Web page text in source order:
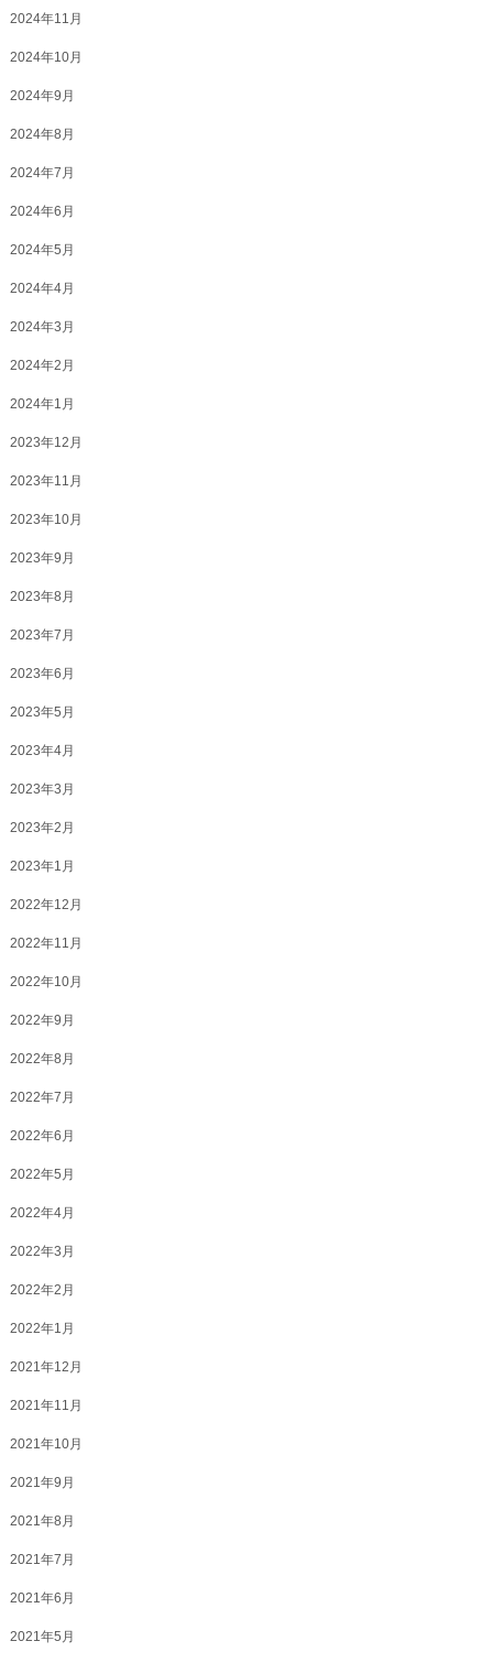
2024年11月
2024年10月
2024年9月
2024年8月
2024年7月
2024年6月
2024年5月
2024年4月
2024年3月
2024年2月
2024年1月
2023年12月
2023年11月
2023年10月
2023年9月
2023年8月
2023年7月
2023年6月
2023年5月
2023年4月
2023年3月
2023年2月
2023年1月
2022年12月
2022年11月
2022年10月
2022年9月
2022年8月
2022年7月
2022年6月
2022年5月
2022年4月
2022年3月
2022年2月
2022年1月
2021年12月
2021年11月
2021年10月
2021年9月
2021年8月
2021年7月
2021年6月
2021年5月